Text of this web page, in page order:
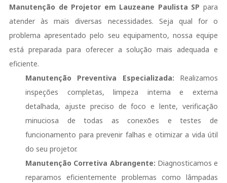
Manutenção de Projetor em Lauzeane Paulista SP para
atender às mais diversas necessidades. Seja qual for o
problema apresentado pelo seu equipamento, nossa equipe
está preparada para oferecer a solução mais adequada e
eficiente.
Manutenção Preventiva Especializada: Realizamos
inspeções completas, limpeza interna e externa
detalhada, ajuste preciso de foco e lente, verificação
minuciosa de todas as conexões e testes de
funcionamento para prevenir falhas e otimizar a vida útil
do seu projetor.
Manutenção Corretiva Abrangente: Diagnosticamos e
reparamos eficientemente problemas como lâmpadas